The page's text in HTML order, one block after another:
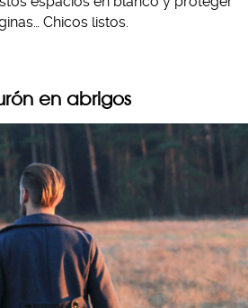
Chicos listos.
en abrigos